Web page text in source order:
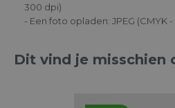
300 dpi)
- Een foto opladen: JPEG (CMYK
Dit vind je misschien